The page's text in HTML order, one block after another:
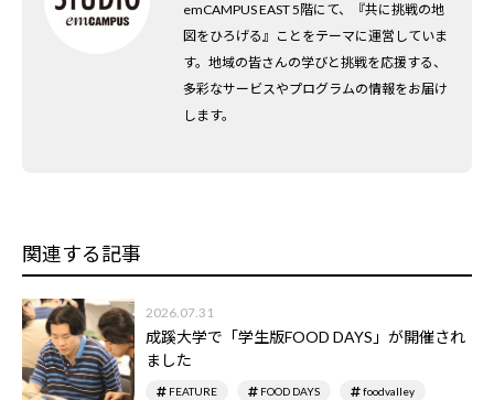
emCAMPUS EAST 5階にて、『共に挑戦の地
図をひろげる』ことをテーマに運営していま
す。地域の皆さんの学びと挑戦を応援する、
多彩なサービスやプログラムの情報をお届け
します。
関連する記事
2026.07.31
成蹊大学で「学生版FOOD DAYS」が開催され
ました
FEATURE FOOD DAYS foodvalley